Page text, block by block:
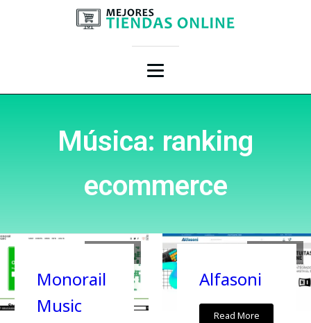
Música: ranking
ecommerce
Monorail
Music
Alfasoni
Read More